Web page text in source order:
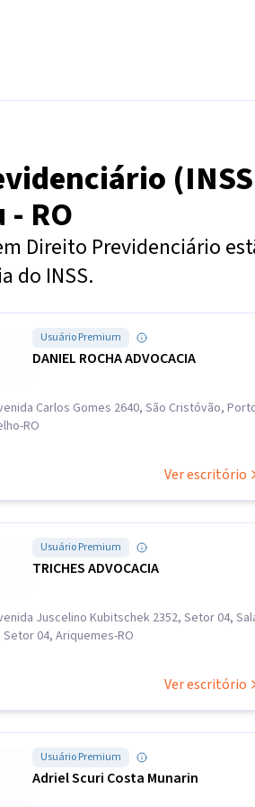
RO
Direito Previdenciário
do INSS.
Usuário Premium
DANIEL ROCHA ADVOCACIA
Carlos Gomes 2640, São Cristóvão,
RO
Ver escritório
Usuário Premium
TRICHES ADVOCACIA
Juscelino Kubitschek 2352, Setor 04,
Setor 04, Ariquemes-RO
Ver escritório
Usuário Premium
Adriel Scuri Costa Munarin